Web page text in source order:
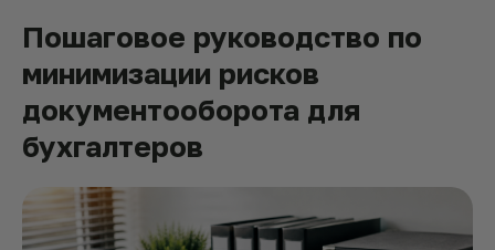
Пошаговое руководство по
минимизации рисков
документооборота для
бухгалтеров